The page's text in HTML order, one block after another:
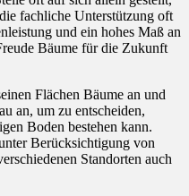
fachliche Unterstützung oft
und ein hohes Maß an
Bäume für die Zukunft
Flächen Bäume an und
an, um zu entscheiden,
Boden bestehen kann.
Berücksichtigung von
Standorten auch